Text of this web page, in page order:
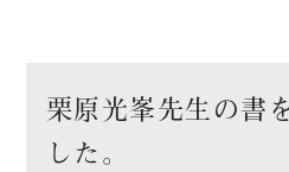
栗原光峯先生の書
した。